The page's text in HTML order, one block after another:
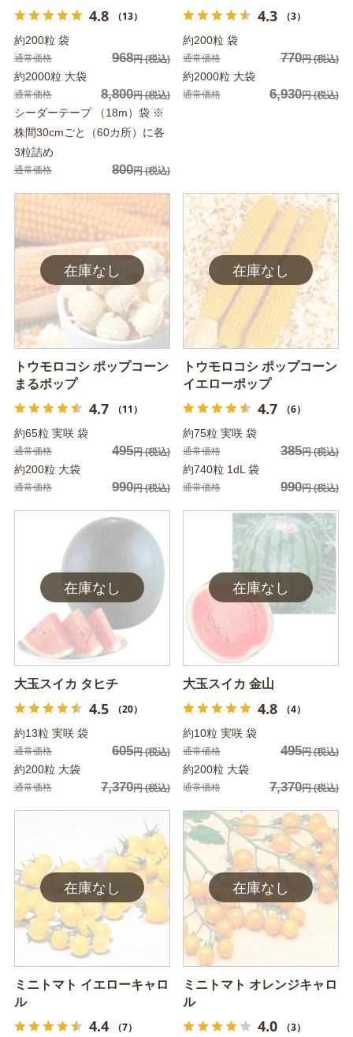
4.8 （13）
約200粒 袋
通常価格 968円(税込)
約2000粒 大袋
通常価格 8,800円(税込)
シーダーテープ （18m）袋 ※
株間30cmごと（60カ所）に各
3粒詰め
通常価格 800円(税込)
4.3 （3）
約200粒 袋
通常価格 770円(税込)
約2000粒 大袋
通常価格 6,930円(税込)
トウモロコシ ポップコーン
まるポップ
4.7 （11）
約65粒 実咲 袋
通常価格 495円(税込)
約200粒 大袋
通常価格 990円(税込)
トウモロコシ ポップコーン
イエローポップ
4.7 （6）
約75粒 実咲 袋
通常価格 385円(税込)
約740粒 1dL 袋
通常価格 990円(税込)
大玉スイカ タヒチ
4.5 （20）
約13粒 実咲 袋
通常価格 605円(税込)
約200粒 大袋
通常価格 7,370円(税込)
大玉スイカ 金山
4.8 （4）
約10粒 実咲 袋
通常価格 495円(税込)
約200粒 大袋
通常価格 7,370円(税込)
ミニトマト イエローキャロ
ル
4.4 （7）
ミニトマト オレンジキャロ
ル
4.0 （3）